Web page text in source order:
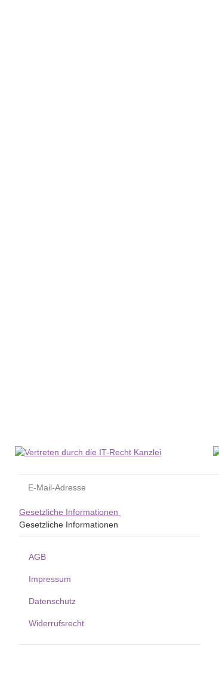
Gesetzliche Informationen
Gesetzliche Informationen
AGB
Impressum
Datenschutz
Widerrufsrecht